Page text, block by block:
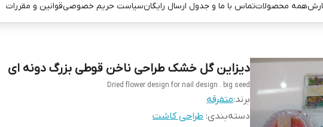
همه محصولاتتماس با ما و جدول ارسال رایگانسیاست حریم خصوصیقوانین و مقررات
دیزاین گل خشک طراحی ناخن قوطی بزرگ دونه ای
Dried flower design for nail design . big seed
برند:متفرقه
دسته‌بندی: طراحی کاشت